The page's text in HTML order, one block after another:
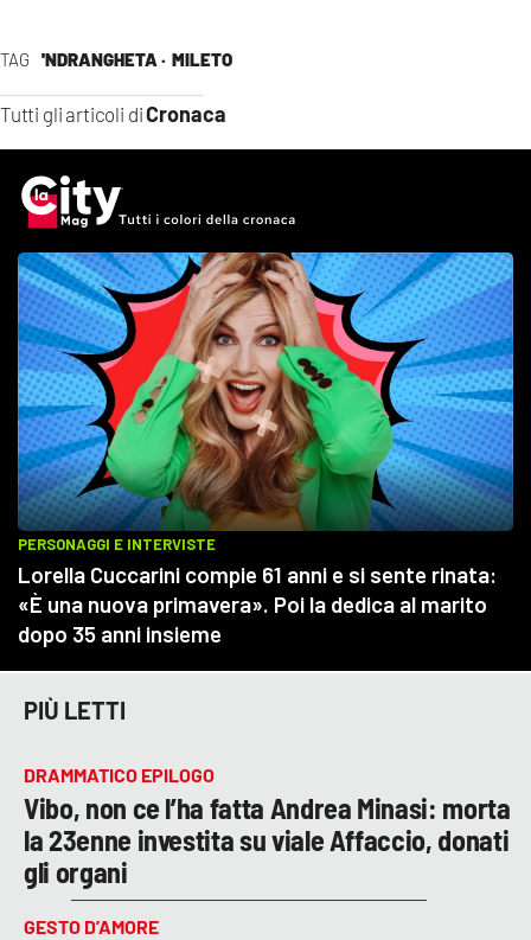
TAG 'NDRANGHETA · MILETO
Tutti gli articoli diCronaca
PIÙ LETTI
DRAMMATICO EPILOGO
Vibo, non ce l’ha fatta Andrea Minasi: morta
la 23enne investita su viale Affaccio, donati
gli organi
GESTO D’AMORE